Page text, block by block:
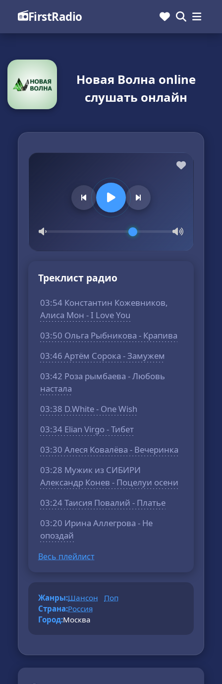
FirstRadio
Новая Волна online
слушать онлайн
Треклист радио
03:54 Константин Кожевников,
Алиса Мон - I Love You
03:50 Ольга Рыбникова - Крапива
03:46 Артём Сорока - Замужем
03:42 Роза рымбаева - Любовь
настала
03:38 D.White - One Wish
03:34 Elian Virgo - Тибет
03:30 Алеся Ковалёва - Вечеринка
03:28 Мужик из СИБИРИ
Александр Конев - Поцелуи осени
03:24 Таисия Повалий - Платье
03:20 Ирина Аллегрова - Не
опоздай
Весь плейлист
Жанры:Шансон
Поп
Страна:Россия
Город:Москва